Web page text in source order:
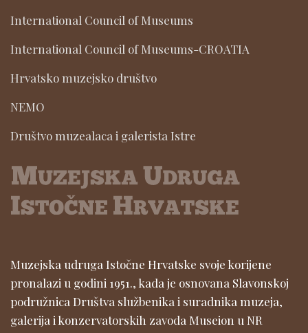
International Council of Museums
International Council of Museums-CROATIA
Hrvatsko muzejsko društvo
NEMO
Društvo muzealaca i galerista Istre
Muzejska udruga Istočne Hrvatske svoje korijene
pronalazi u godini 1951., kada je osnovana Slavonskoj
podružnica Društva službenika i suradnika muzeja,
galerija i konzervatorskih zavoda Museion u NR